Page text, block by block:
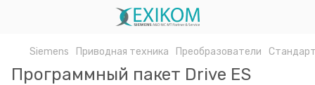
Siemens Приводная техника Преобразователи
Программный пакет Drive ES